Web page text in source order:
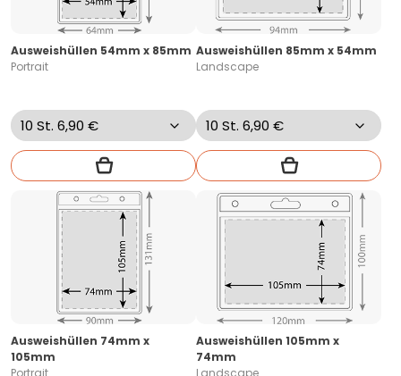
Ausweishüllen 54mm x 85mm
Portrait
Ausweishüllen 85mm x 54mm
Landscape
Ausweishüllen 74mm x
105mm
Ausweishüllen 105mm x
74mm